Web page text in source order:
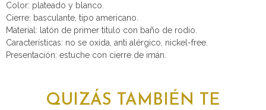
Color: plateado y blanco.
Cierre: basculante, tipo americano.
Material: latón de primer titulo con baño de rodio.
Características: no se oxida, anti alérgico, nickel-free.
Presentación: estuche con cierre de imán.
QUIZÁS TAMBIÉN TE